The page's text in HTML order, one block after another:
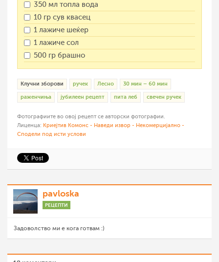
350 мл топла вода
10 гр сув квасец
1 лажиче шеќер
1 лажиче сол
500 гр брашно
Клучни зборови ручек Лесно 30 мин – 60 мин
раженчиња јубилеен рецепт пита леб свечен ручек
Фотографиите во овој рецепт се авторски фотографии.
Лиценца: Криејтив Комонс - Наведи извор - Некомерцијално -
Сподели под исти услови
pavloska
РЕЦЕПТИ
Задоволство ми е кога готвам :)